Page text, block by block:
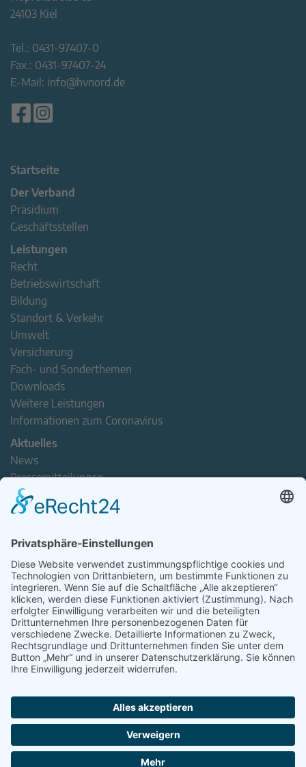
24103 Kiel
Tel.: 0431-97407-0
Fax.: 0431-97407-24
E-Mail: info@hvnord.de
Startseite
Der Verband
Präsidium
Geschäftsstellen
Leistungen
Recht
Betriebswirtschaft
Bildung
Standort & Verkehr
Umwelt
Versicherung
Fach- und Sonderthemen
Downloads
Weitere Leistungen
Informationen zum Coronavirus
Aktuelles
News
Pressemitteilungen
Newsletter
Handel(n) im Norden – Mitgliederjournal
Verband erleben
Der Tag des Norddeutschen Handels
Jetzt Mitarbeitende nominieren – Personal Award 2026
handel2go – Podcast mit Kuhlage und Gästen
Veranstaltungen
Intern
Mitgliederbereich
Disclaimer